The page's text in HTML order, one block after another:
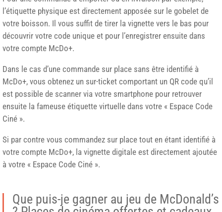
l’étiquette physique est directement apposée sur le gobelet de
votre boisson. Il vous suffit de tirer la vignette vers le bas pour
découvrir votre code unique et pour l’enregistrer ensuite dans
votre compte McDo+.
Dans le cas d’une commande sur place sans être identifié à
McDo+, vous obtenez un sur-ticket comportant un QR code qu’il
est possible de scanner via votre smartphone pour retrouver
ensuite la fameuse étiquette virtuelle dans votre « Espace Code
Ciné ».
Si par contre vous commandez sur place tout en étant identifié à
votre compte McDo+, la vignette digitale est directement ajoutée
à votre « Espace Code Ciné ».
Que puis-je gagner au jeu de McDonald’s